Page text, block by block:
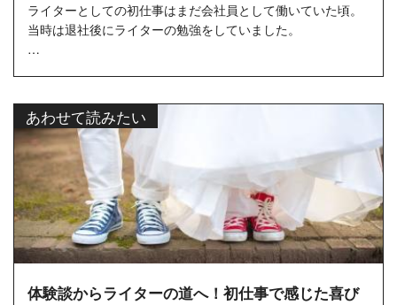
ライターとしての初仕事はまだ会社員として働いていた頃。
当時は退社後にライターの勉強をしていました。
...
あわせて読みたい
体験談からライターの道へ！初仕事で感じた喜び